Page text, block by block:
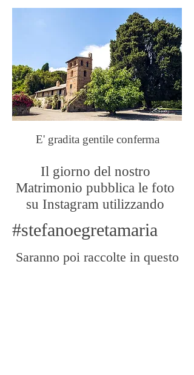
E' gradita gentile conferma
Il giorno del nostro
Matrimonio pubblica le foto
su Instagram utilizzando
#stefanoegretamaria
Saranno poi raccolte in questo